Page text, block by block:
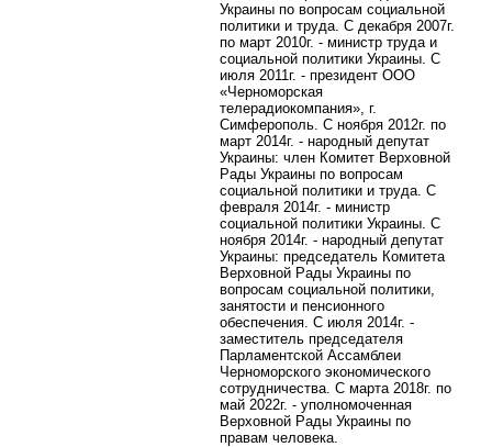
Украины по вопросам социальной
политики и труда. С декабря 2007г.
по март 2010г. - министр труда и
социальной политики Украины. С
июля 2011г. - президент ООО
«Черноморская
телерадиокомпания», г.
Симферополь. С ноября 2012г. по
март 2014г. - народный депутат
Украины: член Комитет Верховной
Рады Украины по вопросам
социальной политики и труда. С
февраля 2014г. - министр
социальной политики Украины. С
ноября 2014г. - народный депутат
Украины: председатель Комитета
Верховной Рады Украины по
вопросам социальной политики,
занятости и пенсионного
обеспечения. С июля 2014г. -
заместитель председателя
Парламентской Ассамблеи
Черноморского экономического
сотрудничества. С марта 2018г. по
май 2022г. - уполномоченная
Верховной Рады Украины по
правам человека.